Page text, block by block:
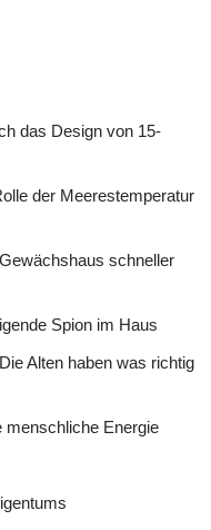
das Design von 15-
der Meerestemperatur
schneller
Spion im Haus
Alten haben was richtig
menschliche Energie